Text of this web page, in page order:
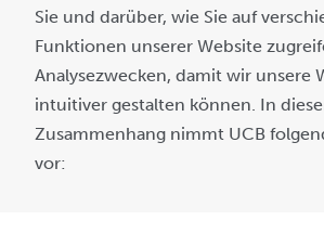
Sie und darüber, wie Sie auf
Funktionen unserer Website
Analysezwecken, damit wir unsere
intuitiver gestalten können. In
Zusammenhang nimmt UCB
vor: